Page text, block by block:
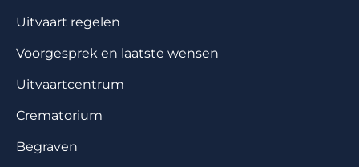
Uitvaart regelen
Voorgesprek en laatste wensen
Uitvaartcentrum
Crematorium
Begraven